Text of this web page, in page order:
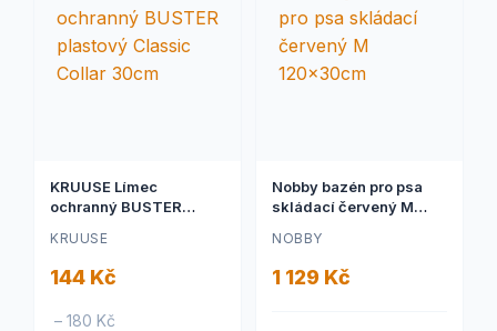
KRUUSE Límec
ochranný BUSTER
30cm
KRUUSE
144 Kč
– 180 Kč
Nobby bazén pro psa
skládací červený M
NOBBY
1 129 Kč